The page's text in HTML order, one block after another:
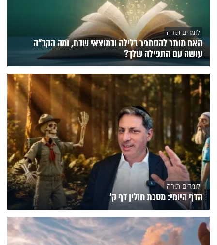
לומדים תורה
האם מותר להסתפר בלילה ובמוצאי שבת, ומה הקב"ה
עושה עם התפילה שלך?
לומדים תורה
הדף היומי: מסכת חולין דף ק'